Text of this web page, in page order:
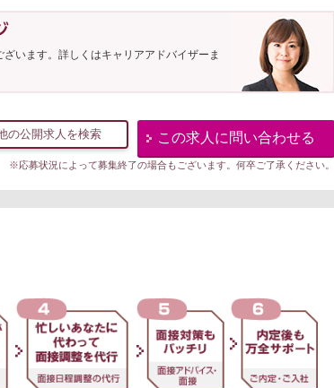
います。詳しくはキャリアアドバイザーま
の公開求人を検索 この求人に問い合わせる
※応募状況によって募集終了の場合もございます。何卒ご了承ください。